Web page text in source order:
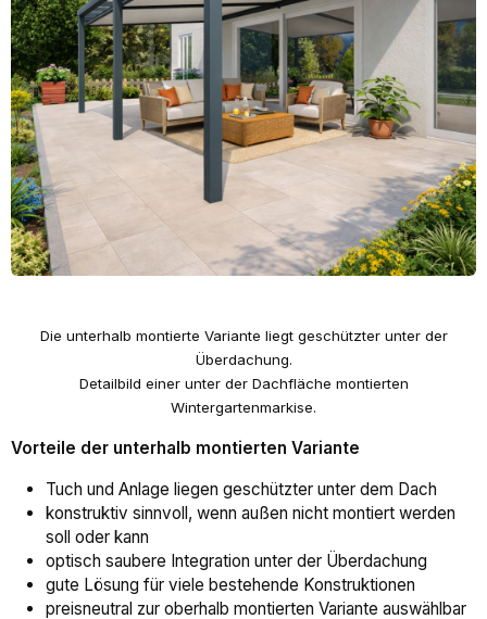
Die unterhalb montierte Variante liegt geschützter unter der
Überdachung.
Detailbild einer unter der Dachfläche montierten
Wintergartenmarkise.
Vorteile der unterhalb montierten Variante
Tuch und Anlage liegen geschützter unter dem Dach
konstruktiv sinnvoll, wenn außen nicht montiert werden
soll oder kann
optisch saubere Integration unter der Überdachung
gute Lösung für viele bestehende Konstruktionen
preisneutral zur oberhalb montierten Variante auswählbar